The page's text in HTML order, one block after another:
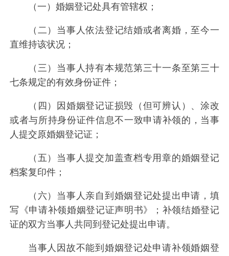
（一）婚姻登记处具有管辖权；
（二）当事人依法登记结婚或者离婚，至今一
直维持该状况；
（三）当事人持有本规范第三十一条至第三十
七条规定的有效身份证件；
（四）因婚姻登记证损毁（但可辨认）、涂改
或者与所持身份证件信息不一致申请补领的，当事
人提交原婚姻登记证；
（五）当事人提交加盖查档专用章的婚姻登记
档案复印件；
（六）当事人亲自到婚姻登记处提出申请，填
写《申请补领婚姻登记证声明书》；补领结婚登记
证的双方当事人共同到登记处提出申请。
当事人因故不能到婚姻登记处申请补领婚姻登